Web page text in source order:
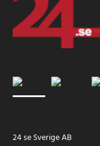
24 se Sverige AB